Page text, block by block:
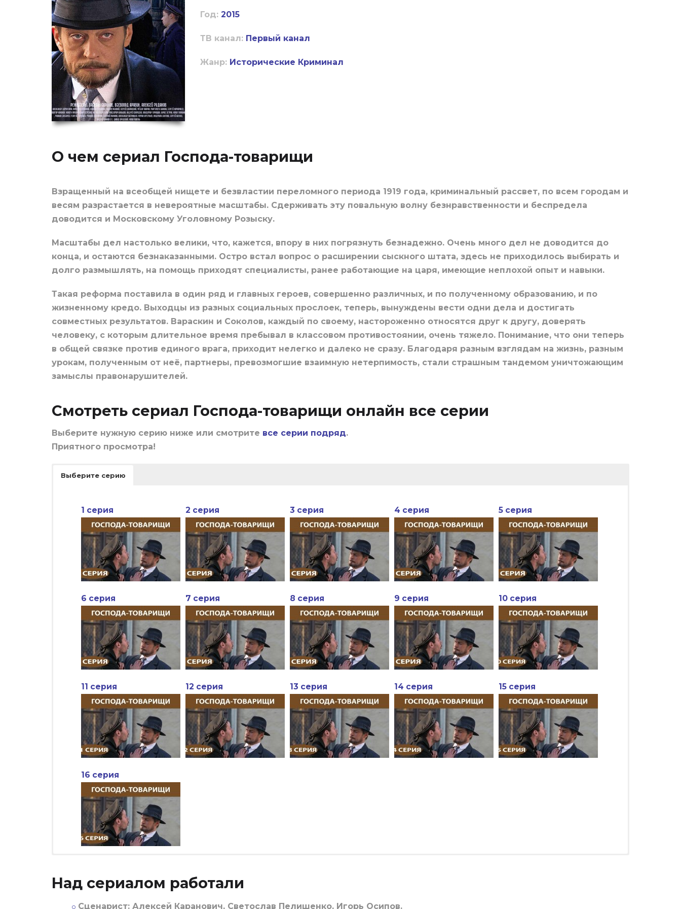
Год: 2015
ТВ канал: Первый канал
Жанр: Исторические Криминал
О чем сериал Господа-товарищи
Взращенный на всеобщей нищете и безвластии переломного периода 1919 года, криминальный рассвет, по всем городам и
весям разрастается в невероятные масштабы. Сдерживать эту повальную волну безнравственности и беспредела
доводится и Московскому Уголовному Розыску.
Масштабы дел настолько велики, что, кажется, впору в них погрязнуть безнадежно. Очень много дел не доводится до
конца, и остаются безнаказанными. Остро встал вопрос о расширении сыскного штата, здесь не приходилось выбирать и
долго размышлять, на помощь приходят специалисты, ранее работающие на царя, имеющие неплохой опыт и навыки.
Такая реформа поставила в один ряд и главных героев, совершенно различных, и по полученному образованию, и по
жизненному кредо. Выходцы из разных социальных прослоек, теперь, вынуждены вести одни дела и достигать
совместных результатов. Вараскин и Соколов, каждый по своему, настороженно относятся друг к другу, доверять
человеку, с которым длительное время пребывал в классовом противостоянии, очень тяжело. Понимание, что они теперь
в общей связке против единого врага, приходит нелегко и далеко не сразу. Благодаря разным взглядам на жизнь, разным
урокам, полученным от неё, партнеры, превозмогшие взаимную нетерпимость, стали страшным тандемом уничтожающим
замыслы правонарушителей.
Смотреть сериал Господа-товарищи онлайн все серии
Выберите нужную серию ниже или смотрите все серии подряд.
Приятного просмотра!
Выберите серию
1 серия 2 серия 3 серия 4 серия 5 серия
6 серия 7 серия 8 серия 9 серия 10 серия
11 серия 12 серия 13 серия 14 серия 15 серия
16 серия
Над сериалом работали
Сценарист: Алексей Каранович, Светослав Пелишенко, Игорь Осипов.